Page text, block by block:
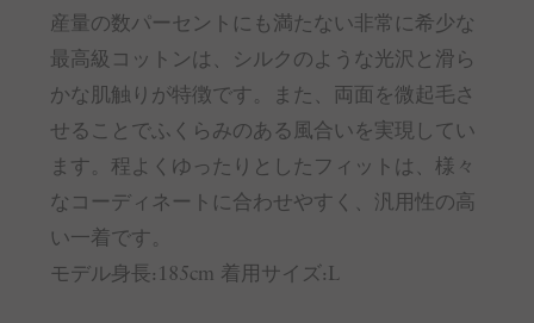
産量の数パーセントにも満たない非常に希少な
最高級コットンは、シルクのような光沢と滑ら
かな肌触りが特徴です。また、両面を微起毛さ
せることでふくらみのある風合いを実現してい
ます。程よくゆったりとしたフィットは、様々
なコーディネートに合わせやすく、汎用性の高
い一着です。
モデル身長:185cm 着用サイズ:L